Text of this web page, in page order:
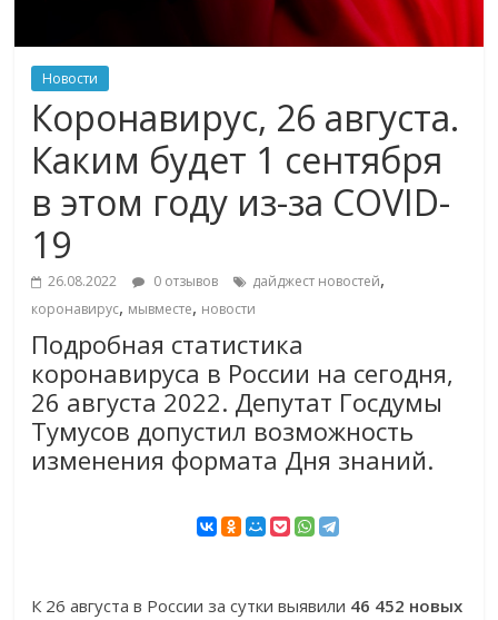
Новости
Коронавирус, 26 августа.
Каким будет 1 сентября
в этом году из-за COVID-
19
26.08.2022 0 отзывов дайджест новостей,
коронавирус, мывместе, новости
Подробная статистика
коронавируса в России на сегодня,
26 августа 2022. Депутат Госдумы
Тумусов допустил возможность
изменения формата Дня знаний.
К 26 августа в России за сутки выявили 46 452 новых